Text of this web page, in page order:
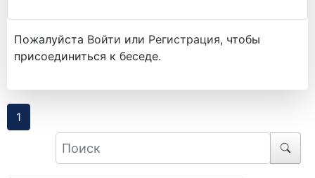
Пожалуйста Войти или Регистрация, чтобы
присоединиться к беседе.
1